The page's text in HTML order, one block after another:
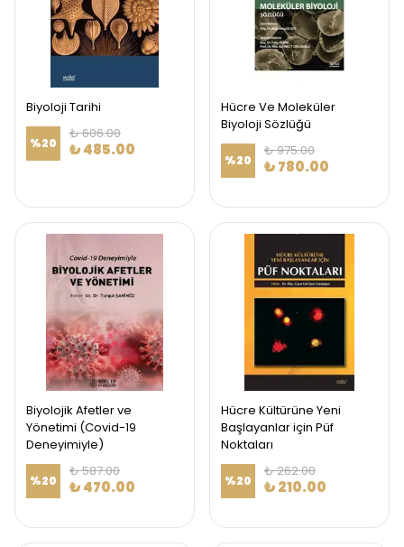
Biyoloji Tarihi
%20
₺ 606.00
₺ 485.00
Hücre Ve Moleküler
Biyoloji Sözlüğü
%20
₺ 975.00
₺ 780.00
Biyolojik Afetler ve
Yönetimi (Covid-19
Deneyimiyle)
%20
₺ 587.00
₺ 470.00
Hücre Kültürüne Yeni
Başlayanlar için Püf
Noktaları
%20
₺ 262.00
₺ 210.00